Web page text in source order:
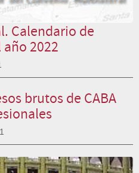
Calendario de
2022
brutos de CABA